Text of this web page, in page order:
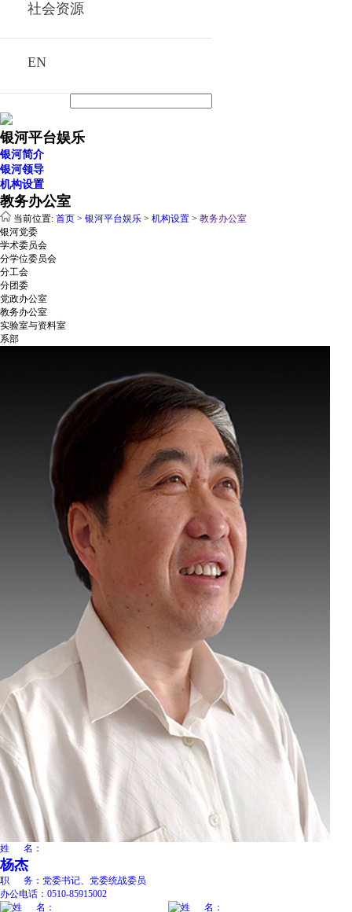
社会资源
EN
银河平台娱乐
银河简介
银河领导
机构设置
教务办公室
当前位置: 首页 > 银河平台娱乐 > 机构设置 > 教务办公室
银河党委
学术委员会
分学位委员会
分工会
分团委
党政办公室
教务办公室
实验室与资料室
系部
姓 名：
杨杰
职 务： 党委书记、党委统战委员
办公电话： 0510-85915002
姓 名：
姓 名：